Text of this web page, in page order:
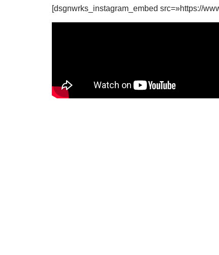
[dsgnwrks_instagram_embed src=»https://